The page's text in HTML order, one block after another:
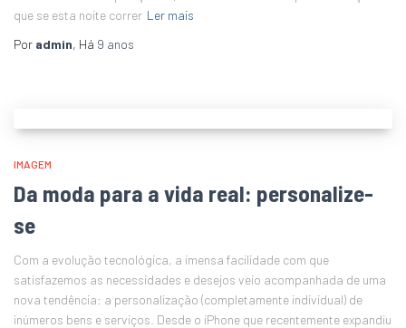
que se esta noite correr Ler mais
Por admin, Há 9 anos
IMAGEM
Da moda para a vida real: personalize-
se
Com a evolução tecnológica, a imensa facilidade com que
satisfazemos as necessidades e desejos veio acompanhada de uma
nova tendência: a personalização (completamente individual) de
inúmeros bens e serviços. Desde o iPhone que recentemente expandiu